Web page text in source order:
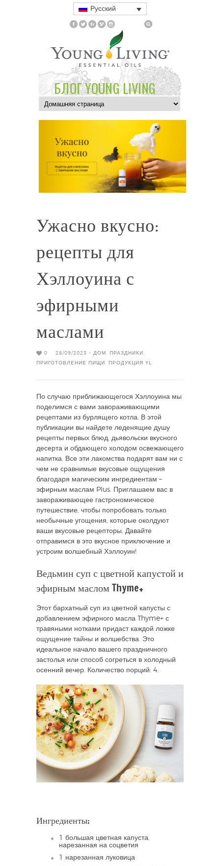
Русский
БЛОГ YOUNG LIVING
Ужасно вкусно:
рецепты для
Хэллоуина с
эфирными
маслами
0 28/09/2023 - ДОМ ПРАЗДНИКИ
ПРИГОТОВЛЕНИЕ ПИЩИ
ПРОДУКЦИЯ YL
По случаю приближающегося Хэллоуина мы
поделимся с вами завораживающими
рецептами из бурлящего котла. В этой
публикации вы найдете леденящие душу
рецепты первых блюд, дьявольски вкусного
десерта и обдающего холодом освежающего
напитка. Все эти лакомства подарят вам ни с
чем не сравнимые вкусовые ощущения
благодаря магическим ингредиентам –
эфирным маслам Plus. Приглашаем вас в
завораживающее гастрономическое
путешествие, чтобы попробовать только
необычные угощения, которые околдуют
ваши вкусовые рецепторы. Давайте
отправимся в это вкусное приключение и
устроим волшебный Хэллоуин!
Ведьмин суп с цветной капустой и
эфирным маслом Thyme+
Этот бархатный суп из цветной капусты с
добавлением эфирного масла Thyme+ с
травяными нотками придаст каждой ложке
ощущение тайны и волшебства. Это
идеальное начало вашего праздничного
застолья или способ согреться в холодный
осенний вечер. Количество порций: 4.
Ингредиенты:
1 большая цветная капуста,
нарезанная на соцветия
1 нарезанная луковица